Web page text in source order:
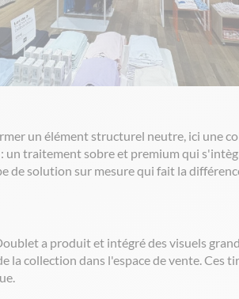
un élément structurel neutre, ici une
un traitement sobre et premium qui
de solution sur mesure qui fait la
a produit et intégré des visuels
la collection dans l'espace de vente. Ces